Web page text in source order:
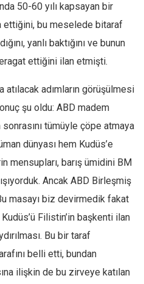
50-60 yılı kapsayan bir
ettiğini, bu meselede bitaraf
yanlı baktığını ve bunun
ettiğini ilan etmişti.
atılacak adımların görüşülmesi
şu oldu: ABD madem
tümüyle çöpe atmaya
dünyası hem Kudüs’e
mensupları, barış ümidini BM
Ancak ABD Birleşmiş
masayı biz devirmedik fakat
Filistin’in başkenti ilan
Bu bir taraf
belli etti, bundan
ilişkin de bu zirveye katılan